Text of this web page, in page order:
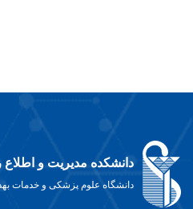
دانشکده مدیریت و
دانشگاه علوم پزشکی و خدمات